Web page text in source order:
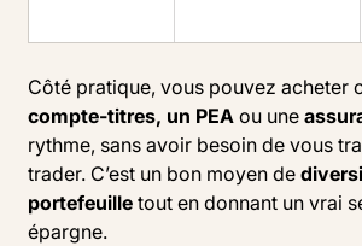
Côté pratique, vous pouvez acheter
compte-titres, un PEA ou une
rythme, sans avoir besoin de vous
trader. C’est un bon moyen de
portefeuille tout en donnant un vrai
épargne.